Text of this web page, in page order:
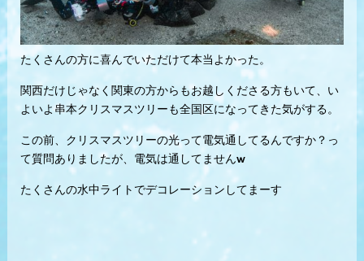
たくさんの方に喜んでいただけて本当よかった。
関西だけじゃなく関東の方からもお越しくださる方もいて、い
よいよ串本クリスマスツリーも全国区になってきた気がする。
この前、クリスマスツリーの光って電気通してるんですか？っ
て質問ありましたが、電気は通してませんw
たくさんの水中ライトでデコレーションしてまーす